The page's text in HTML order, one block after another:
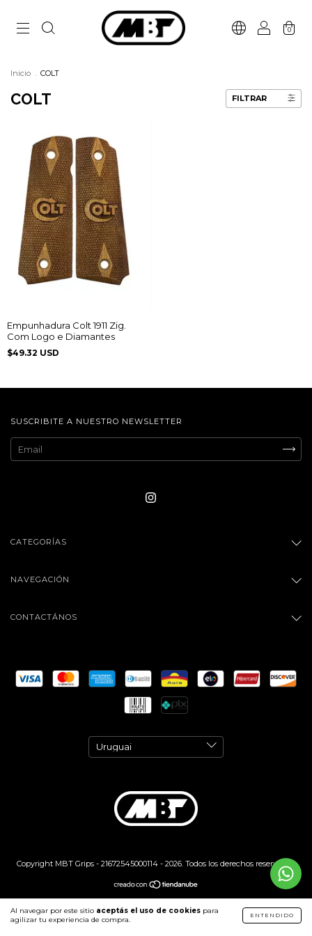
0
Al navegar por este sitio aceptás el uso de cookies para
agilizar tu experiencia de compra.
ENTENDIDO
Inicio . COLT
COLT FILTRAR
Empunhadura Colt 1911 Zig.
Com Logo e Diamantes
$49.32 USD
SUSCRIBITE A NUESTRO NEWSLETTER
CATEGORÍAS
NAVEGACIÓN
CONTACTÁNOS
Copyright MBT Grips - 21672545000114 - 2026. Todos los derechos reservados.